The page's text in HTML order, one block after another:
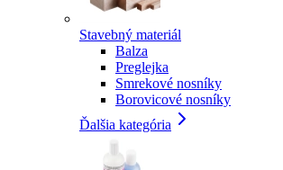
Stavebný materiál
Balza
Preglejka
Smrekové nosníky
Borovicové nosníky
Ďalšia kategória